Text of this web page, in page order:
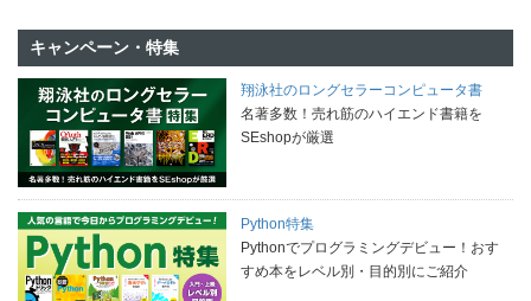
キャンペーン・特集
翔泳社のロングセラーコンピュータ書
名著多数！売れ筋のハイエンド書籍を
SEshopが厳選
Python特集
Pythonでプログラミングデビュー！おす
すめ本をレベル別・目的別にご紹介